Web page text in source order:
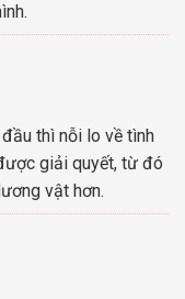
thì nỗi lo về tình
giải quyết, từ đó
vật hơn.